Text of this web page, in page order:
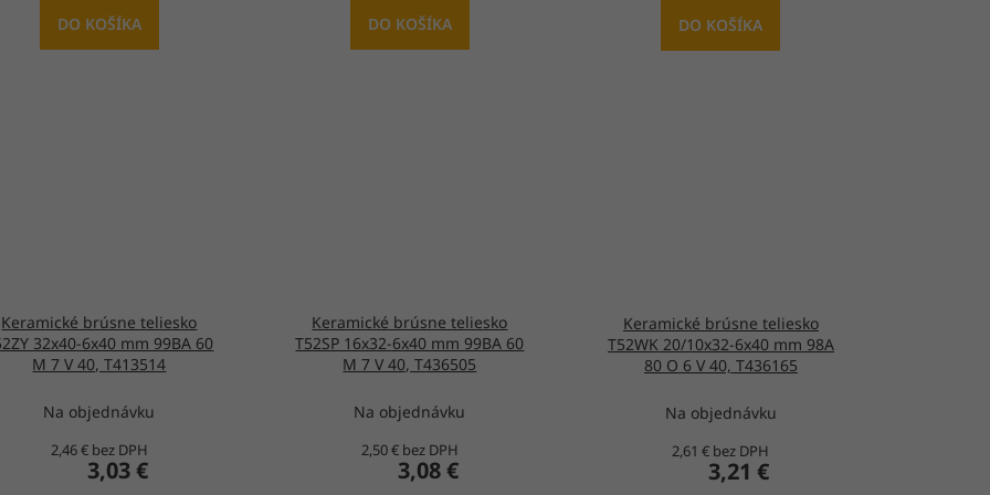
DO KOŠÍKA DO KOŠÍKA DO KOŠÍKA
Keramické brúsne teliesko
32x40-6x40 mm 99BA 60
M 7 V 40, T413514
Na objednávku
2,46 € bez DPH
3,03 €
Keramické brúsne teliesko
T52SP 16x32-6x40 mm 99BA 60
M 7 V 40, T436505
Na objednávku
2,50 € bez DPH
3,08 €
Keramické brúsne teliesko
T52WK 20/10x32-6x40 mm 98A
80 O 6 V 40, T436165
Na objednávku
2,61 € bez DPH
3,21 €